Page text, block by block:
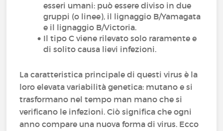
esseri umani: può essere diviso in due
gruppi (o linee), il lignaggio B/Yamagata
e il lignaggio B/Victoria.
Il tipo C viene rilevato solo raramente e
di solito causa lievi infezioni.
La caratteristica principale di questi virus è la
loro elevata variabilità genetica: mutano e si
trasformano nel tempo man mano che si
verificano le infezioni. Ciò significa che ogni
anno compare una nuova forma di virus. Ecco